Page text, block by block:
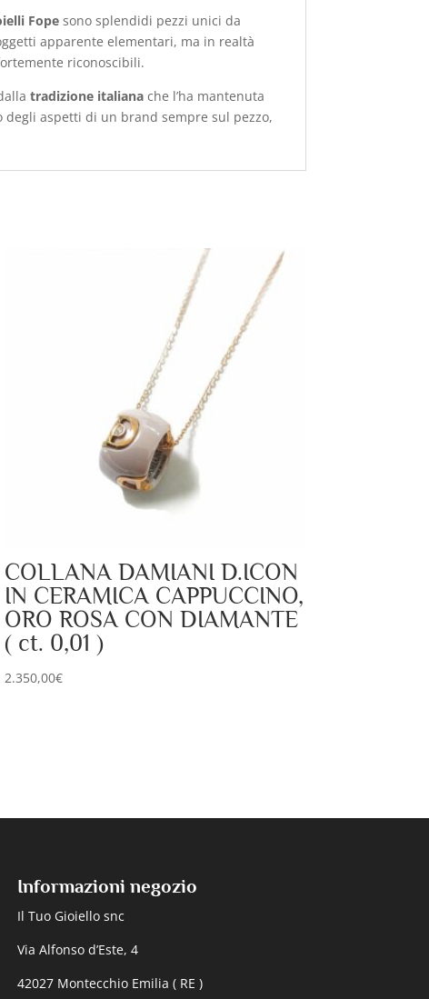
Fope sono splendidi pezzi unici da
apparente elementari, ma in realtà
riconoscibili.
tradizione italiana che l’ha mantenuta
degli aspetti di un brand sempre sul pezzo,
COLLANA DAMIANI D.ICON
IN CERAMICA CAPPUCCINO,
ORO ROSA CON DIAMANTE
( ct. 0,01 )
2.350,00€
Informazioni negozio
Il Tuo Gioiello snc
Via Alfonso d’Este, 4
42027 Montecchio Emilia ( RE )